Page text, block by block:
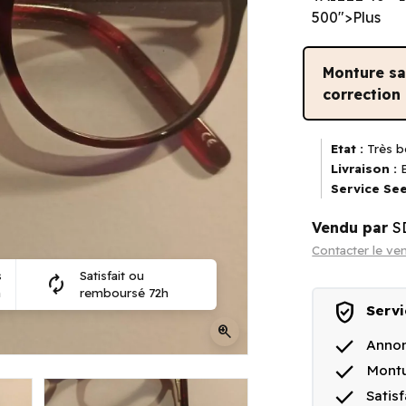
zoom_in
autorenew
Satisfait ou
remboursé 72h
500">Plus
Monture
correction
Etat : Très
Livraison :
Service
Vendu par
Contacter le
verified_user
done
done
done